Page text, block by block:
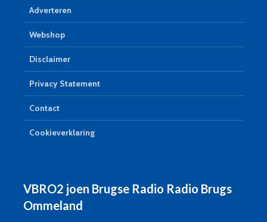
Adverteren
Webshop
Disclaimer
Privacy Statement
Contact
Cookieverklaring
VBRO2 joen Brugse Radio Radio Brugs
Ommeland